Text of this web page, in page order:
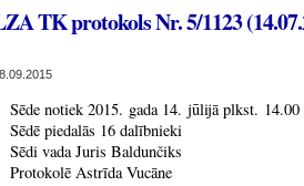
TK protokols Nr. 5/1123
Sēde notiek 2015. gada 14. jūlijā plkst. 14.00
Sēdē piedalās 16 dalībnieki
Sēdi vada Juris Baldunčiks
Protokolē Astrīda Vucāne